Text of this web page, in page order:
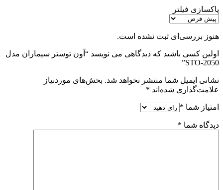
پاکسازی فیلتر
هنوز بررسی‌ای ثبت نشده است.
اولین کسی باشید که دیدگاهی می نویسد “آون توستر سیماران مدل
STO-2050”
نشانی ایمیل شما منتشر نخواهد شد. بخش‌های موردنیاز
علامت‌گذاری شده‌اند *
امتیاز شما *
دیدگاه شما *